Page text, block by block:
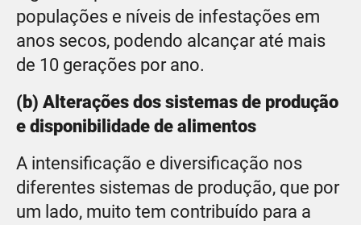
populações e níveis de infestações em
anos secos, podendo alcançar até mais
de 10 gerações por ano.
(b) Alterações dos sistemas de produção
e disponibilidade de alimentos
A intensificação e diversificação nos
diferentes sistemas de produção, que por
um lado, muito tem contribuído para a